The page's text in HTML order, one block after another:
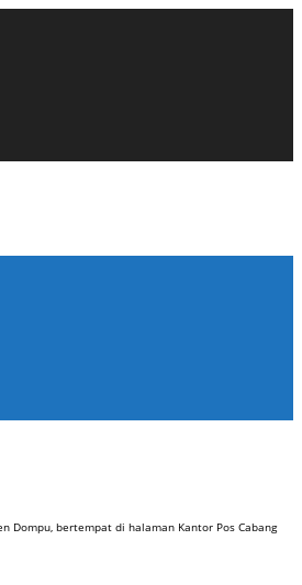
Dompu, bertempat di halaman Kantor Pos Cabang